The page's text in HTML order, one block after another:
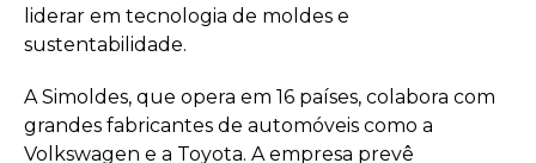
liderar em tecnologia de moldes e
sustentabilidade.
A Simoldes, que opera em 16 países, colabora com
grandes fabricantes de automóveis como a
Volkswagen e a Toyota. A empresa prevê